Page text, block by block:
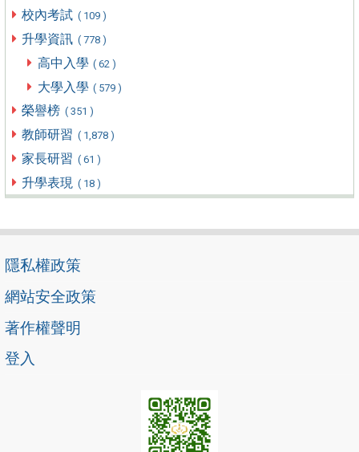
校內考試 ( 109 )
升學資訊 ( 778 )
高中入學 ( 62 )
大學入學 ( 579 )
榮譽榜 ( 351 )
教師研習 ( 1,878 )
家長研習 ( 61 )
升學表現 ( 18 )
隱私權政策
網站安全政策
著作權聲明
登入